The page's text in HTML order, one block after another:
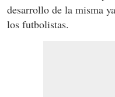
desarrollo de la misma
los futbolistas.